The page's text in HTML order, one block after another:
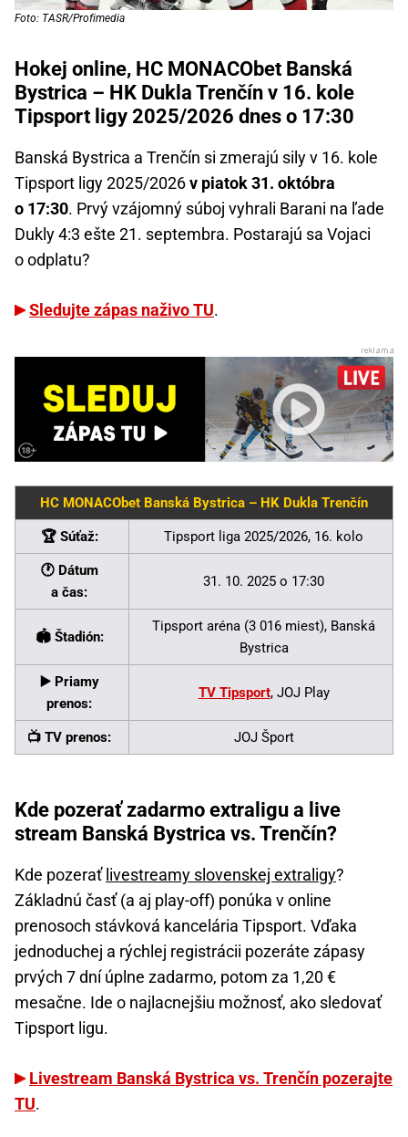
Foto: TASR/Profimedia
Hokej online, HC MONACObet Banská
Bystrica – HK Dukla Trenčín v 16. kole
Tipsport ligy 2025/2026 dnes o 17:30
Banská Bystrica a Trenčín si zmerajú sily v 16. kole
Tipsport ligy 2025/2026v piatok 31. októbra
o 17:30. Prvý vzájomný súboj vyhrali Barani na ľade
Dukly 4:3 ešte 21. septembra. Postarajú sa Vojaci
o odplatu?
Sledujte zápas naživo TU.
HC MONACObet Banská Bystrica – HK Dukla Trenčín
🏆 Súťaž: Tipsport liga 2025/2026, 16. kolo
🕐 Dátum
a čas:
31. 10. 2025 o 17:30
🏟 Štadión:
Tipsport aréna (3 016 miest), Banská
Bystrica
▶️ Priamy
prenos:
TV Tipsport, JOJ Play
📺 TV prenos: JOJ Šport
Kde pozerať zadarmo extraligu a live
stream Banská Bystrica vs. Trenčín?
Kde pozerať livestreamy slovenskej extraligy?
Základnú časť (a aj play-off) ponúka v online
prenosoch stávková kancelária Tipsport. Vďaka
jednoduchej a rýchlej registrácii pozeráte zápasy
prvých 7 dní úplne zadarmo, potom za 1,20 €
mesačne. Ide o najlacnejšiu možnosť, ako sledovať
Tipsport ligu.
Livestream Banská Bystrica vs. Trenčín pozerajte
TU.